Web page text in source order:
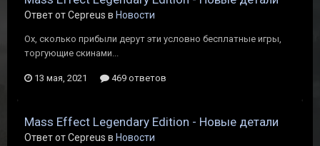
Ответ от Cepreus в Новости
Ох, сколько прибыли дерут эти условно бесплатные игры,
торгующие скинами...
13 мая, 2021 469 ответов
Mass Effect Legendary Edition - Новые детали
Ответ от Cepreus в Новости